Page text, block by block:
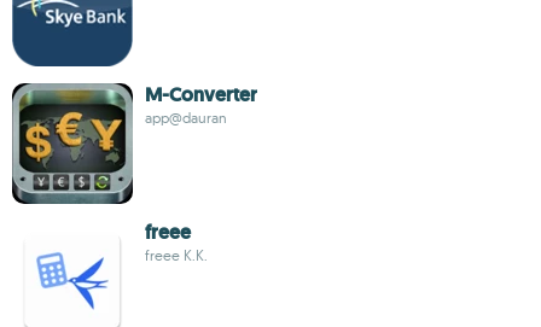
M-Converter
app@dauran
freee
freee K.K.